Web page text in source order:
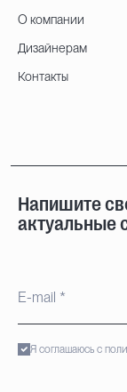
О компании
Дизайнерам
Контакты
Напишите
актуальные
Я соглашаюсь с